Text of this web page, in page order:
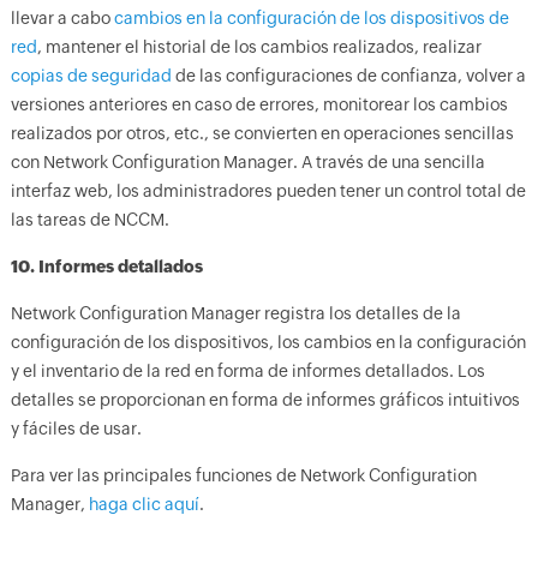
llevar a cabocambios en la configuración de los dispositivos de
red, mantener el historial de los cambios realizados, realizar
copias de seguridad de las configuraciones de confianza, volver a
versiones anteriores en caso de errores, monitorear los cambios
realizados por otros, etc., se convierten en operaciones sencillas
con Network Configuration Manager. A través de una sencilla
interfaz web, los administradores pueden tener un control total de
las tareas de NCCM.
10. Informes detallados
Network Configuration Manager registra los detalles de la
configuración de los dispositivos, los cambios en la configuración
y el inventario de la red en forma de informes detallados. Los
detalles se proporcionan en forma de informes gráficos intuitivos
y fáciles de usar.
Para ver las principales funciones de Network Configuration
Manager, haga clic aquí.